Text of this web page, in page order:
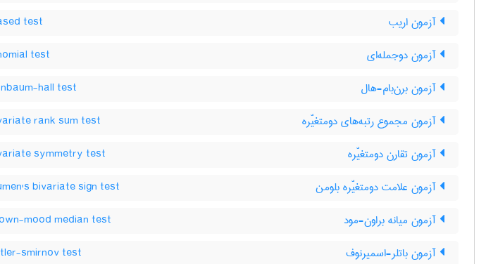
آزمون اریب test
آزمون دوجمله‌ای test
آزمون برن‌بام-هال hall test
آزمون مجموع رتبه‌های دومتغیّره rank sum test
آزمون تقارن دومتغیّره symmetry test
آزمون علامت دومتغیّره بلومن bivariate sign test
آزمون میانه براون-مود mood median test
آزمون باتلر-اسمیرنوف smirnov test